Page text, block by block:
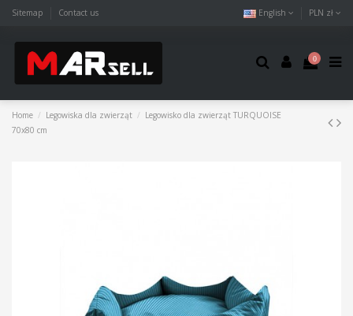
Sitemap Contact us English PLN zł
0
Home Legowiska dla zwierząt
Legowisko dla zwierząt TURQUOISE
70x80 cm